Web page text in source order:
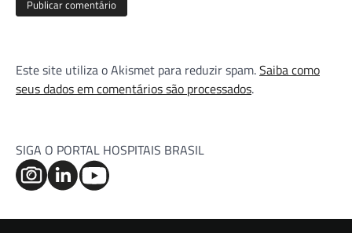
Este site utiliza o Akismet para reduzir spam.Saiba como
seus dados em comentários são processados.
SIGA O PORTAL HOSPITAIS BRASIL